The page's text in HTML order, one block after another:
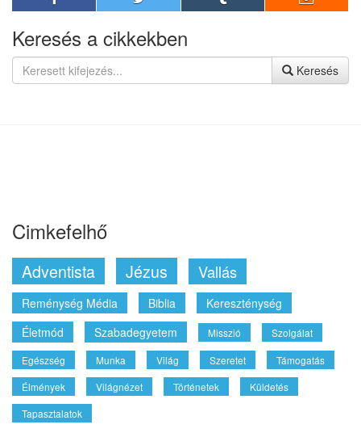
Keresés a cikkekben
Keresés
Cimkefelhő
Adventista Jézus Vallás
Reménység Média Biblia
Kereszténység
Életmód
Szabadegyetem Misszió
Szolgálat
Egészség
Munka Világ Szeretet
Támogatás
Élmények
Világnézet Történetek
Küldetés
Tapasztalatok